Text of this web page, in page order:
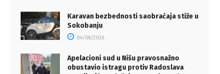
Karavan bezbednosti saobraćaja stiže u
Sokobanju
04/08/2026
Apelacioni sud u Nišu pravosnažno
obustavio istragu protiv Radoslava